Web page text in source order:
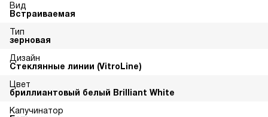
Вид
Встраиваемая
Тип
зерновая
Дизайн
Стеклянные линии (VitroLine)
Цвет
бриллиантовый белый Brilliant White
Капучинатор